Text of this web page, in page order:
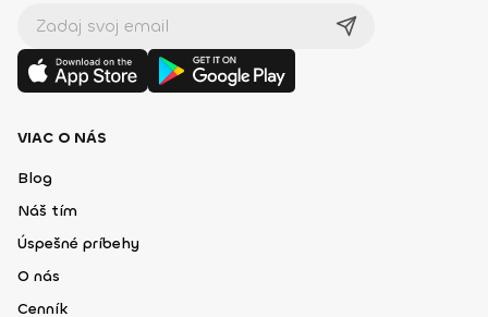
VIAC O NÁS
Blog
Náš tím
Úspešné príbehy
O nás
Cenník